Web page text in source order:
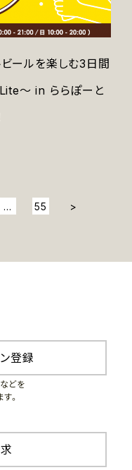
ールを楽しむ3日間
～ in ららぽーと
… 55 >
登録
どを
。